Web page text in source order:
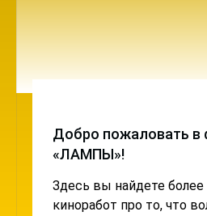
Добро пожаловать в
«ЛАМПЫ»!
Здесь вы найдете
киноработ про то, что